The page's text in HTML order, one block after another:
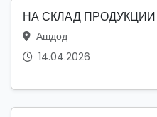
НА СКЛАД
Ашдод
14.04.2026